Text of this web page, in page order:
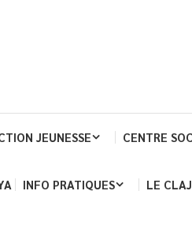
JEUNESSE CENTRE
INFO PRATIQUES LE